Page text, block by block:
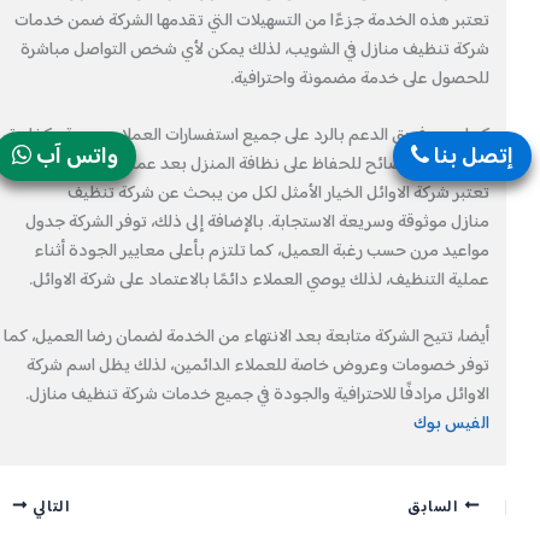
تعتبر هذه الخدمة جزءًا من التسهيلات التي تقدمها الشركة ضمن خدمات
شركة تنظيف منازل في الشويب، لذلك يمكن لأي شخص التواصل مباشرة
للحصول على خدمة مضمونة واحترافية.
كما يهتم فريق الدعم بالرد على جميع استفسارات العملاء بسرعة وكفاءة،
كذلك يقدم نصائح للحفاظ على نظافة المنزل بعد عملية التنظيف، لذلك
تعتبر شركة الاوائل الخيار الأمثل لكل من يبحث عن شركة تنظيف
منازل موثوقة وسريعة الاستجابة. بالإضافة إلى ذلك، توفر الشركة جدول
مواعيد مرن حسب رغبة العميل، كما تلتزم بأعلى معايير الجودة أثناء
عملية التنظيف، لذلك يوصي العملاء دائمًا بالاعتماد على شركة الاوائل.
أيضا، تتيح الشركة متابعة بعد الانتهاء من الخدمة لضمان رضا العميل، كما
توفر خصومات وعروض خاصة للعملاء الدائمين، لذلك يظل اسم شركة
الاوائل مرادفًا للاحترافية والجودة في جميع خدمات شركة تنظيف منازل.
الفيس بوك
السابق التالي
واتس آب إتصل بنا